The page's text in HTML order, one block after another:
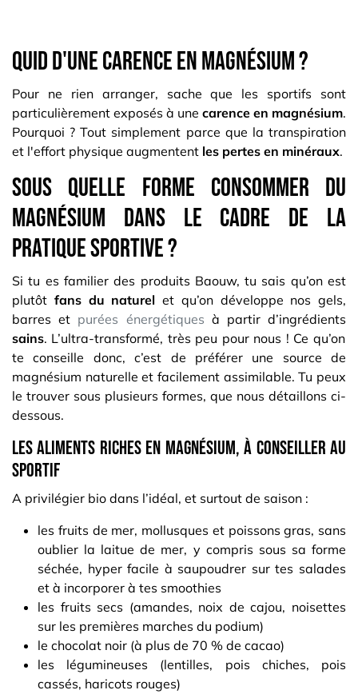
Quid d'une carence en magnésium ?
Pour ne rien arranger, sache que les sportifs sont
particulièrement exposés à une carence en magnésium.
Pourquoi ? Tout simplement parce que la transpiration
et l'effort physique augmentent les pertes en minéraux.
Sous quelle forme consommer du
magnésium dans le cadre de la
pratique sportive ?
Si tu es familier des produits Baouw, tu sais qu’on est
plutôt fans du naturel et qu’on développe nos gels,
barres et purées énergétiques à partir d’ingrédients
sains. L’ultra-transformé, très peu pour nous ! Ce qu’on
te conseille donc, c’est de préférer une source de
magnésium naturelle et facilement assimilable. Tu peux
le trouver sous plusieurs formes, que nous détaillons ci-
dessous.
Les aliments riches en magnésium, à conseiller au
sportif
A privilégier bio dans l’idéal, et surtout de saison :
les fruits de mer, mollusques et poissons gras, sans
oublier la laitue de mer, y compris sous sa forme
séchée, hyper facile à saupoudrer sur tes salades
et à incorporer à tes smoothies
les fruits secs (amandes, noix de cajou, noisettes
sur les premières marches du podium)
le chocolat noir (à plus de 70 % de cacao)
les légumineuses (lentilles, pois chiches, pois
cassés, haricots rouges)